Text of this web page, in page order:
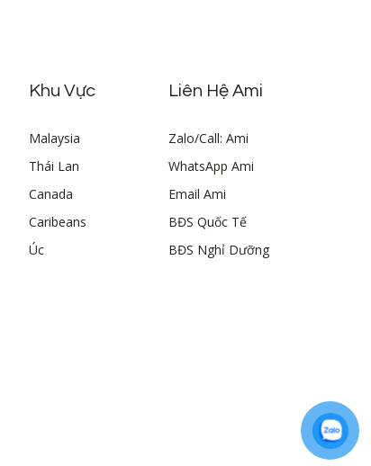
Khu Vực
Malaysia
Thái Lan
Canada
Caribeans
Úc
Liên Hệ Ami
Zalo/Call: Ami
WhatsApp Ami
Email Ami
BĐS Quốc Tế
BĐS Nghỉ Dưỡng